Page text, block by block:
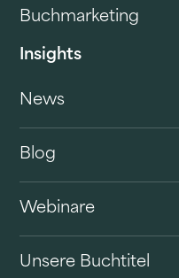
Buchmarketing
Insights
News
Blog
Webinare
Unsere Buchtitel